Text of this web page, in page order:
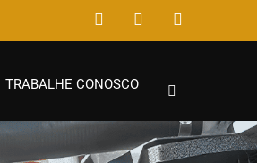
TRABALHE CONOSCO